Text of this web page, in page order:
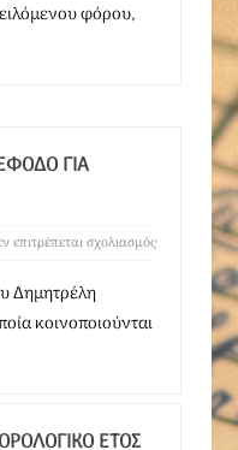
φόρου,
ΓΙΑ
επιτρέπεται σχολιασμός
Δημητρέλη
κοινοποιούνται
ΈΤΟΣ